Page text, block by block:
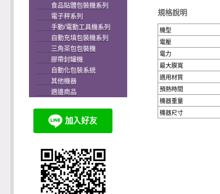
食品貼體包裝機系列
電子秤系列
手動/電動工具機系列
自動充填包裝機系列
三角茶包包裝機
膠帶封罐機
自動化包裝系統
其他機器
週邊商品
規格說明
機型
電壓
電力
最大膜寬
適用材質
預熱時間
機器重量
機器尺寸